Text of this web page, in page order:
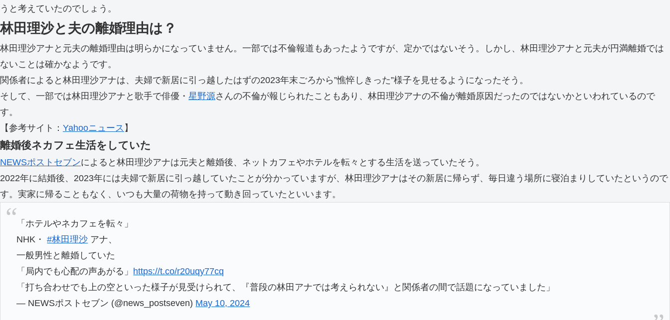
うと考えていたのでしょう。
林田理沙と夫の離婚理由は？
林田理沙アナと元夫の離婚理由は明らかになっていません。一部では不倫報道もあったようですが、定かではないそう。しかし、林田理沙アナと元夫が円満離婚では
ないことは確かなようです。
関係者によると林田理沙アナは、夫婦で新居に引っ越したはずの2023年末ごろから”憔悴しきった”様子を見せるようになったそう。
そして、一部では林田理沙アナと歌手で俳優・ 星野源さんの不倫が報じられたこともあり、林田理沙アナの不倫が離婚原因だったのではないかといわれているので
す。
【参考サイト： Yahooニュース 】
離婚後ネカフェ生活をしていた
NEWSポストセブンによると林田理沙アナは元夫と離婚後、ネットカフェやホテルを転々とする生活を送っていたそう。
2022年に結婚後、2023年には夫婦で新居に引っ越していたことが分かっていますが、林田理沙アナはその新居に帰らず、毎日違う場所に寝泊まりしていたというので
す。実家に帰ることもなく、いつも大量の荷物を持って動き回っていたといいます。
「ホテルやネカフェを転々」
NHK・#林田理沙 アナ、
一般男性と離婚していた
「局内でも心配の声あがる」 https://t.co/r20uqy77cq
「打ち合わせでも上の空といった様子が見受けられて、『普段の林田アナでは考えられない』と関係者の間で話題になっていました」
— NEWSポストセブン (@news_postseven) May 10, 2024